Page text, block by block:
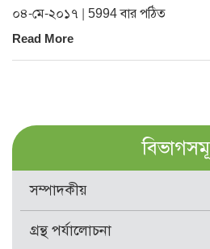
০৪-মে-২০১৭ | 5994 বার পঠিত
Read More
সম্পাদকীয়
গ্রন্থ পর্যালোচনা